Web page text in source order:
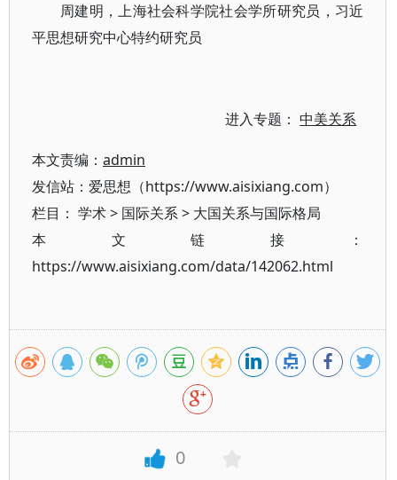
周建明，上海社会科学院社会学所研究员，习近
平思想研究中心特约研究员
进入专题：中美关系
本文责编： admin
发信站：爱思想（https://www.aisixiang.com）
栏目： 学术> 国际关系> 大国关系与国际格局
本文链接：
https://www.aisixiang.com/data/142062.html
0